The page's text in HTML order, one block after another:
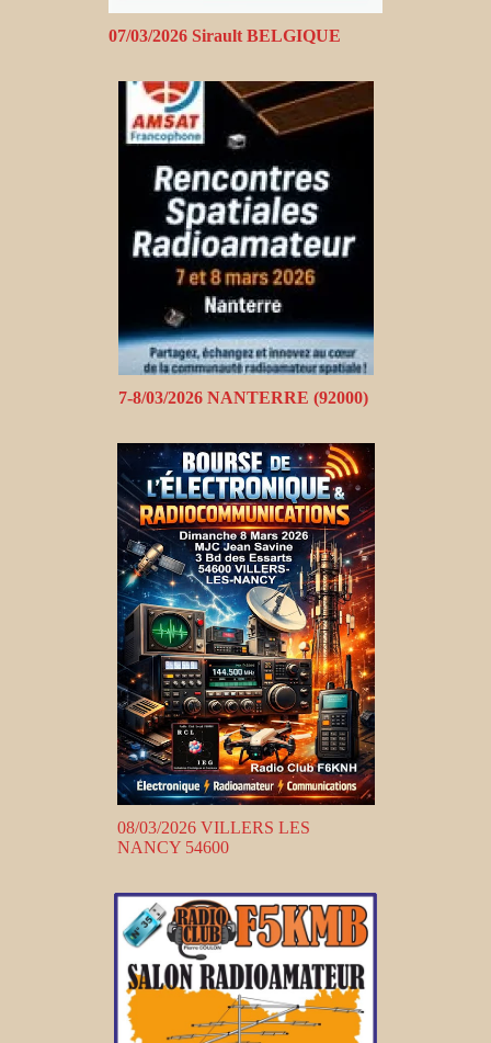
07/03/2026 Sirault BELGIQUE
7-8/03/2026 NANTERRE (92000)
08/03/2026 VILLERS LES
NANCY 54600